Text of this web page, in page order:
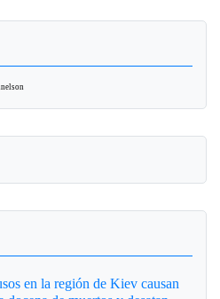
en la región de Kiev causan